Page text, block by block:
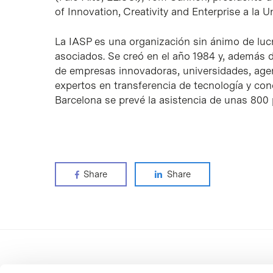
of Innovation, Creativity and Enterprise a la
La IASP es una organización sin ánimo de
asociados. Se creó en el año 1984 y,
de empresas innovadoras, universidades,
expertos en transferencia de tecnología y
Barcelona se prevé la asistencia de unas
Share Share